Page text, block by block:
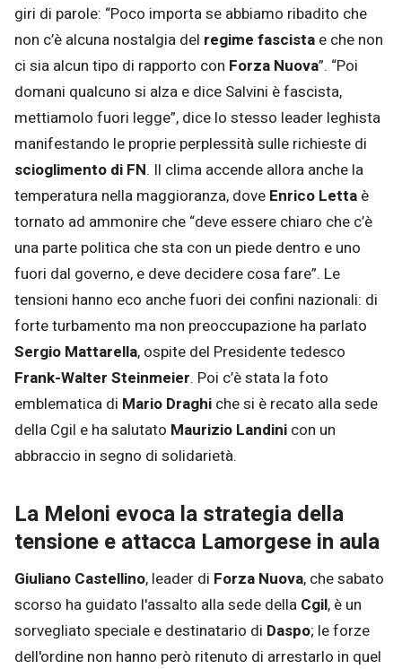
giri di parole: “Poco importa se abbiamo ribadito che
non c’è alcuna nostalgia del regime fascista e che non
ci sia alcun tipo di rapporto con Forza Nuova”. “Poi
domani qualcuno si alza e dice Salvini è fascista,
mettiamolo fuori legge”, dice lo stesso leader leghista
manifestando le proprie perplessità sulle richieste di
scioglimento di FN. Il clima accende allora anche la
temperatura nella maggioranza, dove Enrico Letta è
tornato ad ammonire che “deve essere chiaro che c’è
una parte politica che sta con un piede dentro e uno
fuori dal governo, e deve decidere cosa fare”. Le
tensioni hanno eco anche fuori dei confini nazionali: di
forte turbamento ma non preoccupazione ha parlato
Sergio Mattarella, ospite del Presidente tedesco
Frank-Walter Steinmeier. Poi c’è stata la foto
emblematica di Mario Draghi che si è recato alla sede
della Cgil e ha salutato Maurizio Landini con un
abbraccio in segno di solidarietà.
La Meloni evoca la strategia della
tensione e attacca Lamorgese in aula
Giuliano Castellino, leader di Forza Nuova, che sabato
scorso ha guidato l'assalto alla sede della Cgil, è un
sorvegliato speciale e destinatario di Daspo; le forze
dell'ordine non hanno però ritenuto di arrestarlo in quel